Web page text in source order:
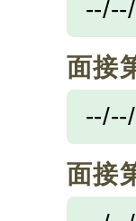
面接
面接